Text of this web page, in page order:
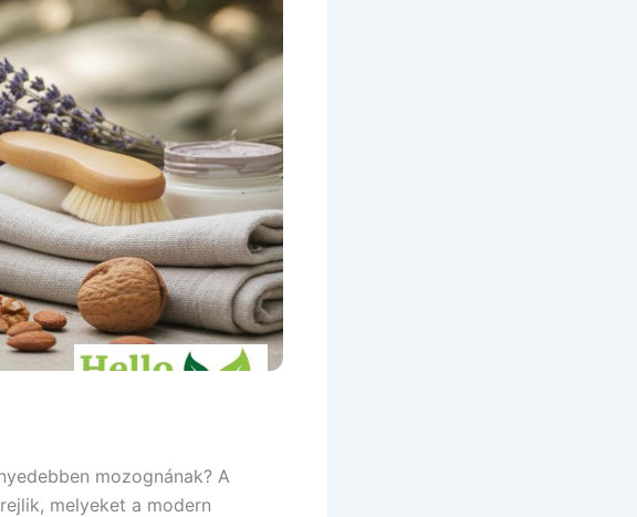
mozognának? A
melyeket a modern